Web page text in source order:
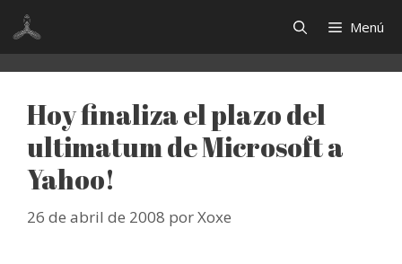
Saltar
contenido
Menú
Hoy finaliza el plazo del
ultimatum de Microsoft a
Yahoo!
26 de abril de 2008 porXoxe